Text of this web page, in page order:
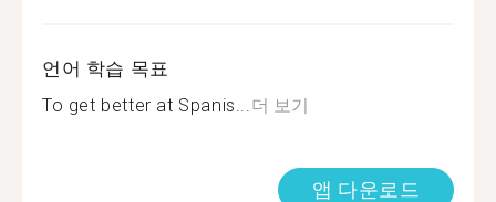
언어 학습 목표
To get better at Spanis...더 보기
앱 다운로드